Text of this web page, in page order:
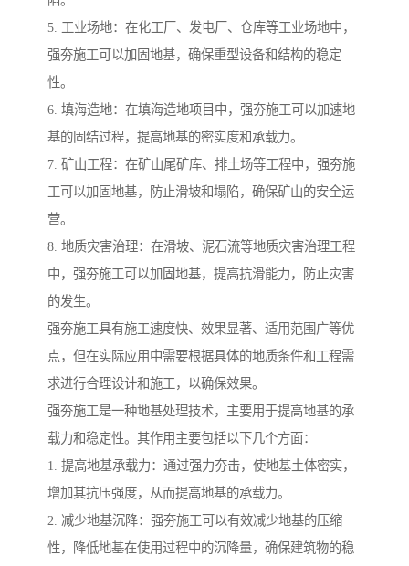
5. 工业场地：在化工厂、发电厂、仓库等工业场地中，
强夯施工可以加固地基，确保重型设备和结构的稳定
性。
6. 填海造地：在填海造地项目中，强夯施工可以加速地
基的固结过程，提高地基的密实度和承载力。
7. 矿山工程：在矿山尾矿库、排土场等工程中，强夯施
工可以加固地基，防止滑坡和塌陷，确保矿山的安全运
营。
8. 地质灾害治理：在滑坡、泥石流等地质灾害治理工程
中，强夯施工可以加固地基，提高抗滑能力，防止灾害
的发生。
强夯施工具有施工速度快、效果显著、适用范围广等优
点，但在实际应用中需要根据具体的地质条件和工程需
求进行合理设计和施工，以确保效果。
强夯施工是一种地基处理技术，主要用于提高地基的承
载力和稳定性。其作用主要包括以下几个方面：
1. 提高地基承载力：通过强力夯击，使地基土体密实，
增加其抗压强度，从而提高地基的承载力。
2. 减少地基沉降：强夯施工可以有效减少地基的压缩
性，降低地基在使用过程中的沉降量，确保建筑物的稳